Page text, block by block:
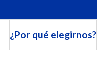
¿Por qué elegirnos?